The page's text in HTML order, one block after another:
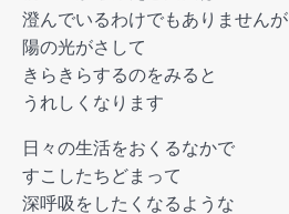
澄んでいるわけでもありませんが
陽の光がさして
きらきらするのをみると
うれしくなります
日々の生活をおくるなかで
すこしたちどまって
深呼吸をしたくなるような